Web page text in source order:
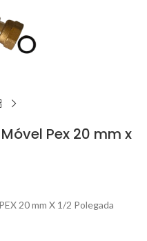
Pex 20 mm x
20 mm X 1/2 Polegada